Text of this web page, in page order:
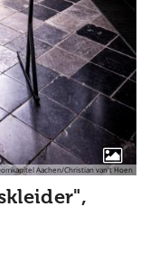
Aachen/Christian van't Hoen